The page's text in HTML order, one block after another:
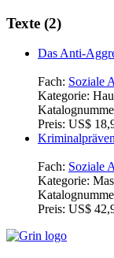
Texte (2)
Das Anti-
Fach: Soziale
Kategorie:
Preis: US$
Fach: Soziale
Kategorie:
Preis: US$